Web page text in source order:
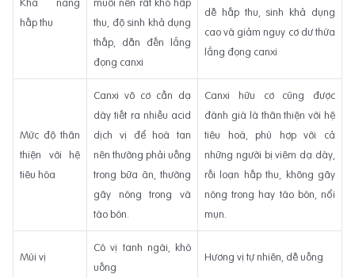
hấp thu
thu, độ sinh khả dụng
thấp, dẫn đến lắng
đọng canxi
dễ hấp thu, sinh khả dụng
cao và giảm nguy cơ dư thừa
lắng đọng canxi
Mức độ thân
thiện với hệ
tiêu hóa
Canxi vô cơ cần dạ
dày tiết ra nhiều acid
dịch vị để hoà tan
nên thường phải uống
trong bữa ăn, thường
gây nóng trong và
táo bón.
Canxi hữu cơ cũng được
đánh giá là thân thiện với hệ
tiêu hoá, phù hợp với cả
những người bị viêm dạ dày,
rối loạn hấp thu, không gây
nóng trong hay táo bón, nổi
mụn.
Mùi vị
Có vị tanh ngái, khó
uống
Hương vị tự nhiên, dễ uống